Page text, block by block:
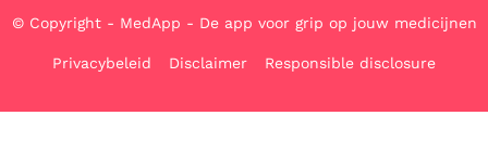
© Copyright - MedApp - De app voor grip op jouw medicijnen
Privacybeleid Disclaimer Responsible disclosure